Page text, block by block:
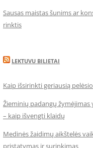
Sausas maistas šunims ar
rinktis
LEKTUVU BILIETAI
Kaip išsirinkti geriausią
Žieminių padangų žymėjimas
– kaip išvengti klaidų
Medinės žaidimų aikštelės
pristatymas ir surinkimas